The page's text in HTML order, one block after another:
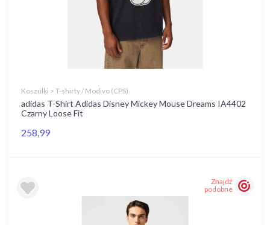
Koszulki > T-shirty / Modivo (CPS)
adidas T-Shirt Adidas Disney Mickey Mouse Dreams IA4402
Czarny Loose Fit
258,99
Znajdź
podobne